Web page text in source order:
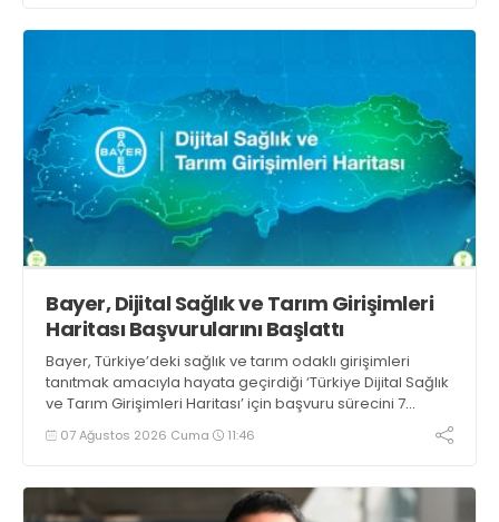
Bayer, Dijital Sağlık ve Tarım Girişimleri
Haritası Başvurularını Başlattı
Bayer, Türkiye’deki sağlık ve tarım odaklı girişimleri
tanıtmak amacıyla hayata geçirdiği ‘Türkiye Dijital Sağlık
ve Tarım Girişimleri Haritası’ için başvuru sürecini 7
Ağustos itibarıyla başlattı
07 Ağustos 2026 Cuma 11:46